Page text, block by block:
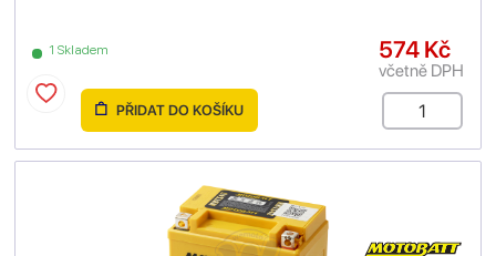
1 Skladem 574 Kč
včetně DPH
PŘIDAT DO KOŠÍKU